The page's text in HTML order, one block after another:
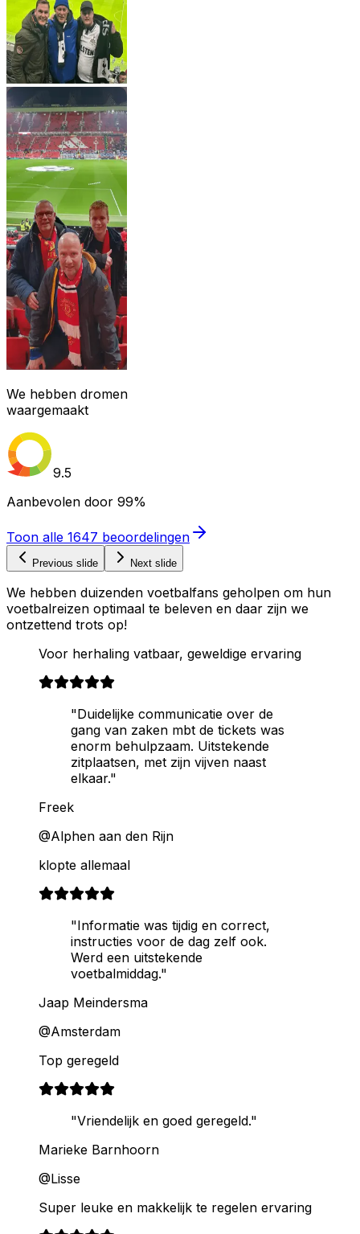
We hebben dromen
waargemaakt
9.5
Aanbevolen door 99%
Toon alle 1647 beoordelingen
Previous slide Next slide
We hebben duizenden voetbalfans geholpen om hun
voetbalreizen optimaal te beleven en daar zijn we
ontzettend trots op!
Voor herhaling vatbaar, geweldige ervaring
"Duidelijke communicatie over de
gang van zaken mbt de tickets was
enorm behulpzaam. Uitstekende
zitplaatsen, met zijn vijven naast
elkaar."
Freek
@Alphen aan den Rijn
klopte allemaal
"Informatie was tijdig en correct,
instructies voor de dag zelf ook.
Werd een uitstekende
voetbalmiddag."
Jaap Meindersma
@Amsterdam
Top geregeld
"Vriendelijk en goed geregeld."
Marieke Barnhoorn
@Lisse
Super leuke en makkelijk te regelen ervaring